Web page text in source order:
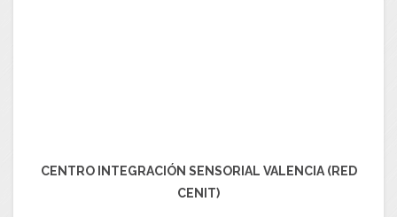
CENTRO INTEGRACIÓN SENSORIAL VALENCIA (RED
CENIT)